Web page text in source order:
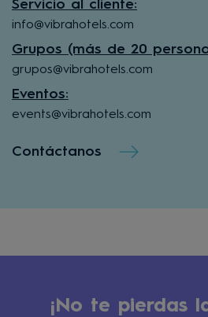
Servicio al cliente:
info@vibrahotels.com
Grupos (más de 20
grupos@vibrahotels.com
Eventos:
events@vibrahotels.com
Contáctanos
¡No te pierdas